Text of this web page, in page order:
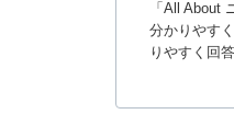
「All About
分かりやす
りやすく回